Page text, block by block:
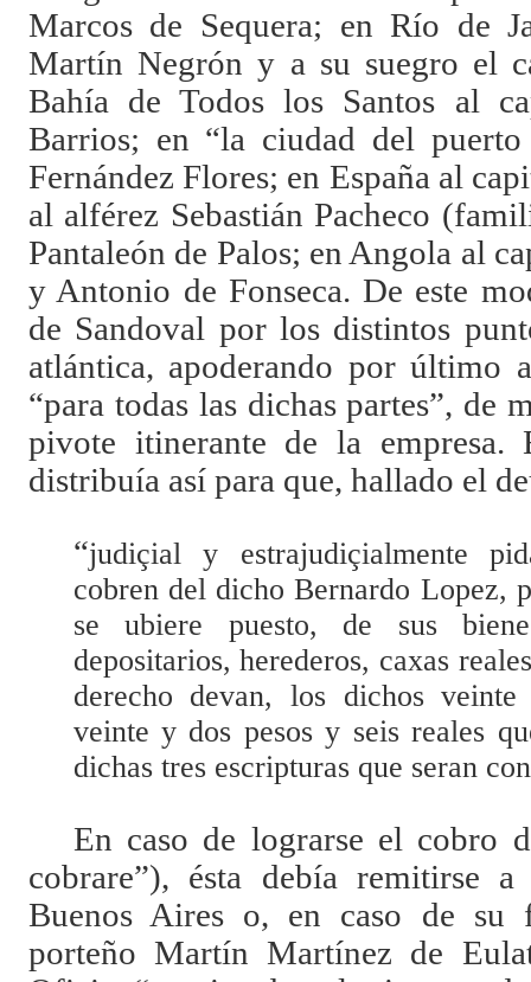
Marcos de Sequera; en Río de
Martín Negrón y a su suegro el
Bahía de Todos los Santos al
Barrios; en “la ciudad del
Fernández Flores; en España al
al alférez Sebastián Pacheco
Pantaleón de Palos; en Angola al
y Antonio de Fonseca. De este
de Sandoval por los distintos
atlántica, apoderando por último
“para todas las dichas partes”, de
pivote itinerante de la
distribuía así para que, hallado el
“judiçial y estrajudiçialmente
cobren del dicho Bernardo Lopez,
se ubiere puesto, de sus
depositarios, herederos, caxas
derecho devan, los dichos
veinte y dos pesos y seis reales
dichas tres escripturas que seran
En caso de lograrse el cobro
cobrare”), ésta debía remitirse
Buenos Aires o, en caso de su
porteño Martín Martínez de